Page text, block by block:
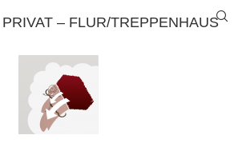
– FLUR/TREPPENHAUS